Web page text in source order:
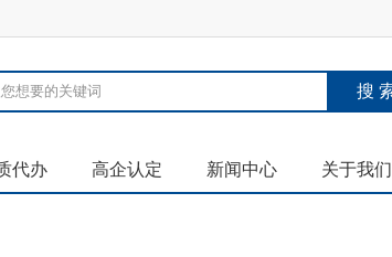
代办 高企认定 新闻中心 关于我们